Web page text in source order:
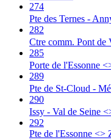
274
Pte des Ternes -
282
Ctre comm. Pont
285
Porte de l'Essonne
289
Pte de St-Cloud -
290
Issy - Val de Seine
292
Pte de l'Essonne <>